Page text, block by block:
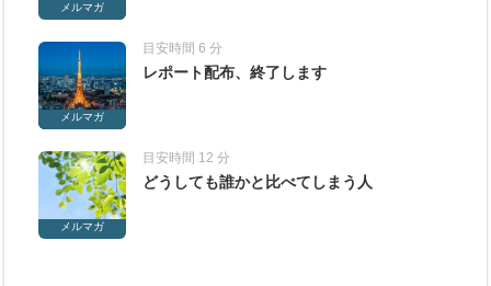
メルマガ
メルマガ
目安時間 6 分
レポート配布、終了します
メルマガ
目安時間 12 分
どうしても誰かと比べてしまう人